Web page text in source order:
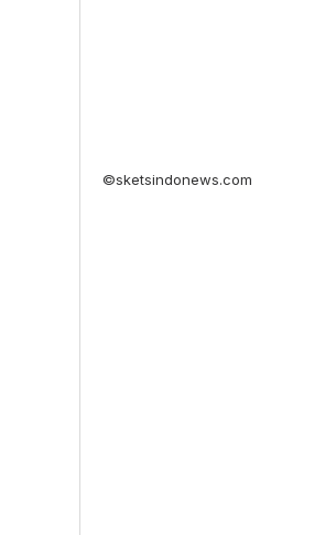
©sketsindonews.com